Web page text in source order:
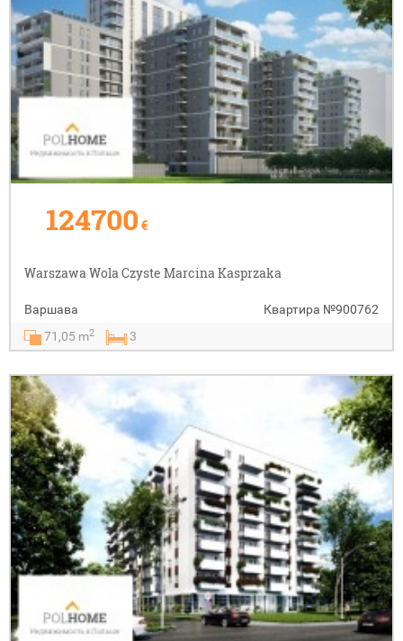
124700 €
Warszawa Wola Czyste Marcina Kasprzaka
Варшава Квартира №900762
71,05 m2 3